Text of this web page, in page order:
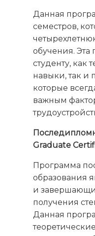
Данная
семестров,
обучения. Эта
студенту, как
навыки, так и
которые
важным
Graduate
Программа
образования
и
получения
Данная